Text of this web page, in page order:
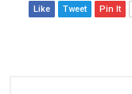
Like Tweet Pin It